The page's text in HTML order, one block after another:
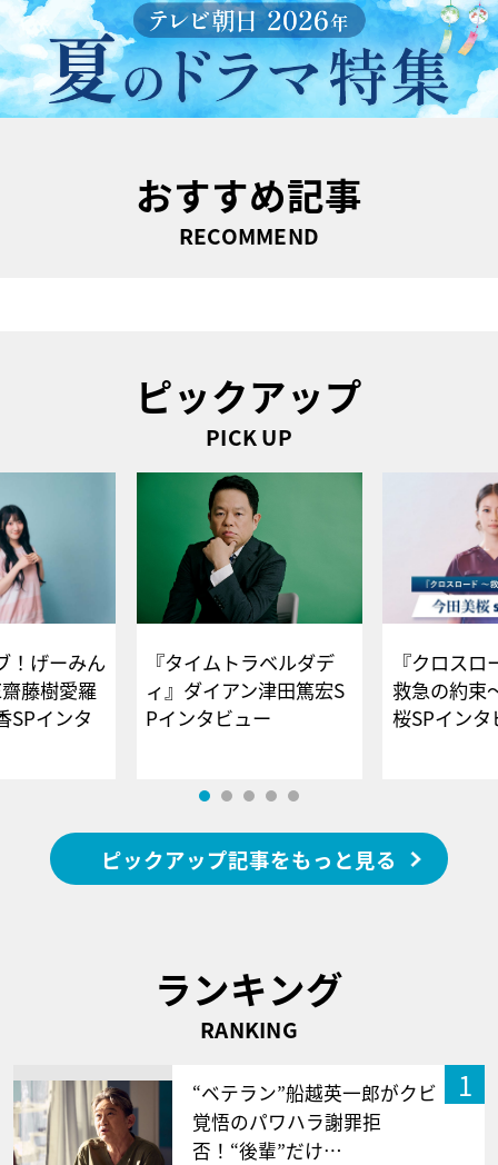
おすすめ記事
RECOMMEND
ピックアップ
PICK UP
！げーみん
藤樹愛羅
SPインタ
『タイムトラベルダデ
ィ』ダイアン津田篤宏S
Pインタビュー
『クロス
救急の約束
桜SPイ
ピックアップ記事をもっと見る
ランキング
RANKING
1
“ベテラン”船越英一郎がクビ
覚悟のパワハラ謝罪拒
否！“後輩”だけ…